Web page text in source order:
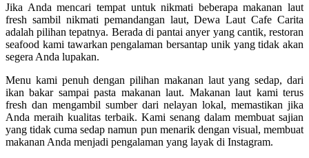
Jika Anda mencari tempat untuk nikmati beberapa makanan laut
fresh sambil nikmati pemandangan laut, Dewa Laut Cafe Carita
adalah pilihan tepatnya. Berada di pantai anyer yang cantik, restoran
seafood kami tawarkan pengalaman bersantap unik yang tidak akan
segera Anda lupakan.
Menu kami penuh dengan pilihan makanan laut yang sedap, dari
ikan bakar sampai pasta makanan laut. Makanan laut kami terus
fresh dan mengambil sumber dari nelayan lokal, memastikan jika
Anda meraih kualitas terbaik. Kami senang dalam membuat sajian
yang tidak cuma sedap namun pun menarik dengan visual, membuat
makanan Anda menjadi pengalaman yang layak di Instagram.